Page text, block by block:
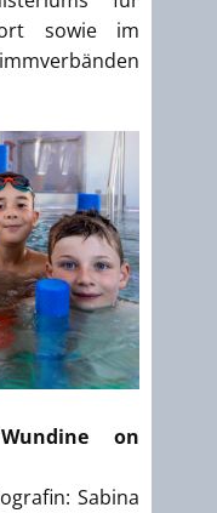
sowie im
on
Sabina